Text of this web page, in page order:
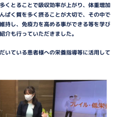
くとることで吸収効率が上がり、体重増加
ぱく質を多く摂ることが大切で、その中で
持し、免疫力を高める事ができる等を学び
介も行っていただきました。
いている患者様への栄養指導等に活用して